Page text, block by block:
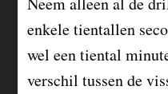
enkele tientallen
wel een tiental
verschil tussen de